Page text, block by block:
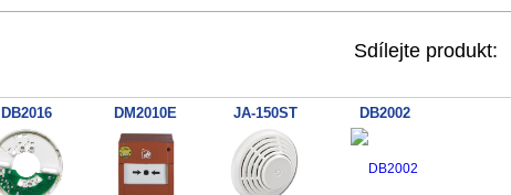
Sdílejte produkt:
DB2016 DM2010E JA-150ST DB2002